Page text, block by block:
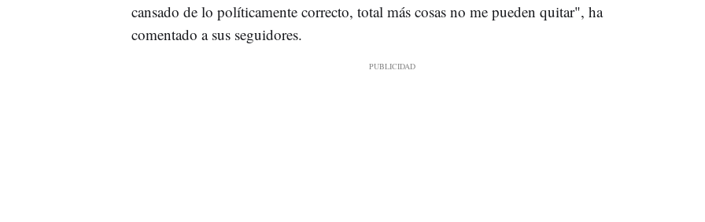
cansado de lo políticamente correcto, total más cosas no me pueden quitar", ha
comentado a sus seguidores.